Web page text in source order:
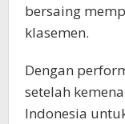
bersaing
klasemen.
Dengan
setelah
Indonesia